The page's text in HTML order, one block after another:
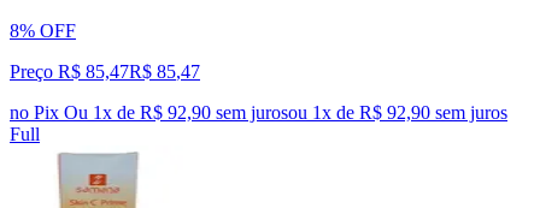
8% OFF
Preço R$ 85,47R$ 85,47
no Pix Ou 1x de R$ 92,90 sem jurosou 1x de R$ 92,90 sem juros
Full